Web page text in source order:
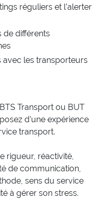
réguliers et l’alerter
de différents
avec les transporteurs
Transport ou BUT
d’une expérience
transport.
rigueur, réactivité,
de communication,
sens du service
à gérer son stress.